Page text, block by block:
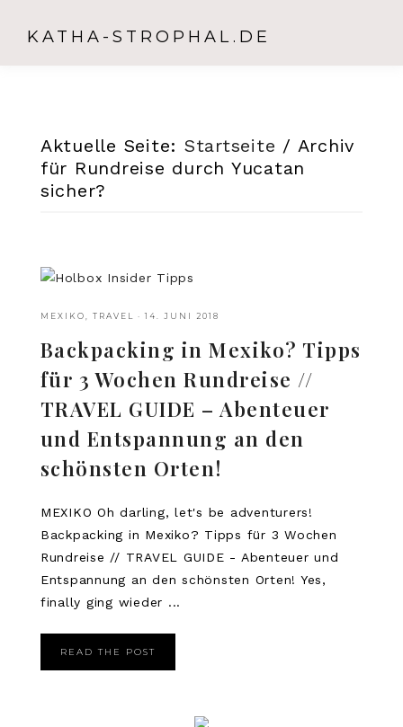
KATHA-STROPHAL.DE
Aktuelle Seite: Startseite / Archiv
für Rundreise durch Yucatan
sicher?
MEXIKO TRAVEL ·14. JUNI 2018
Backpacking in Mexiko? Tipps
für 3 Wochen Rundreise //
TRAVEL GUIDE – Abenteuer
und Entspannung an den
schönsten Orten!
MEXIKO Oh darling, let's be adventurers!
Backpacking in Mexiko? Tipps für 3 Wochen
Rundreise // TRAVEL GUIDE - Abenteuer und
Entspannung an den schönsten Orten! Yes,
finally ging wieder ...
READ THE POST